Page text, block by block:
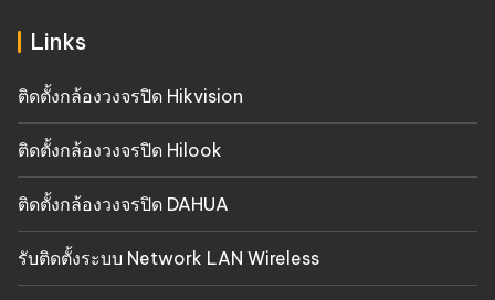
Links
ติดตั้งกล้องวงจรปิด Hikvision
ติดตั้งกล้องวงจรปิด Hilook
ติดตั้งกล้องวงจรปิด DAHUA
รับติดตั้งระบบ Network LAN Wireless